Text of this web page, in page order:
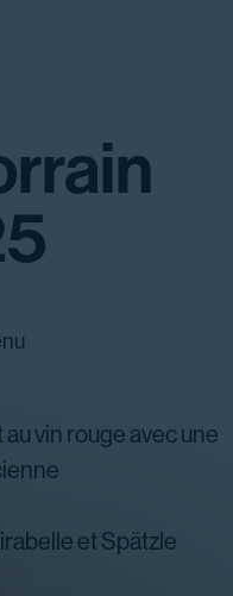
vin rouge avec une
et Spätzle